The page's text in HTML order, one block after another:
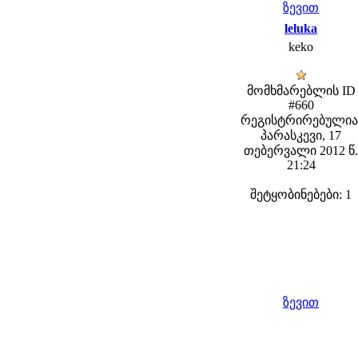
ზევით
leluka
keko
მომხმარებლის ID
#660
პარასკევი, 17
თებერვალი 2012 წ.
21:24
შეტყობინებები: 1
ზევით